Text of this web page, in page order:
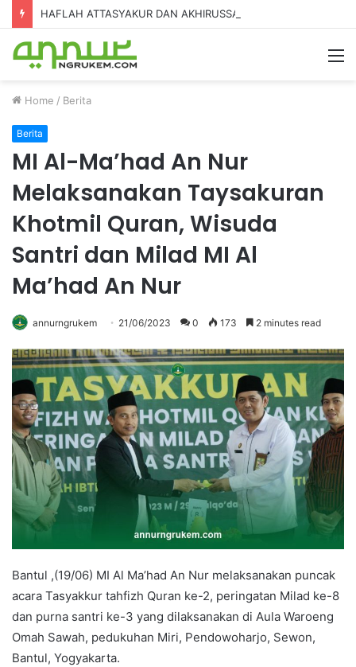
Home / Berita
Berita
MI Al-Ma’had An Nur
Melaksanakan Taysakuran
Khotmil Quran, Wisuda
Santri dan Milad MI Al
Ma’had An Nur
annurngrukem 21/06/2023 0 173 2 minutes read
Bantul ,(19/06) MI Al Ma’had An Nur melaksanakan puncak
acara Tasyakkur tahfizh Quran ke-2, peringatan Milad ke-8
dan purna santri ke-3 yang dilaksanakan di Aula Waroeng
Omah Sawah, pedukuhan Miri, Pendowoharjo, Sewon,
Bantul, Yogyakarta.